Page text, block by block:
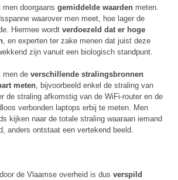
men doorgaans gemiddelde waarden meten.
waarover men meet, hoe lager de
Hiermee wordt verdoezeld dat er hoge
, en experten ter zake menen dat juist deze
zijn vanuit een biologisch standpunt.
men de verschillende stralingsbronnen
meten , bijvoorbeeld enkel de straling van
de straling afkomstig van de WiFi-router en de
verbonden laptops erbij te meten. Men
kijken naar de totale straling waaraan iemand
anders ontstaat een vertekend beeld.
de Vlaamse overheid is dus verspild